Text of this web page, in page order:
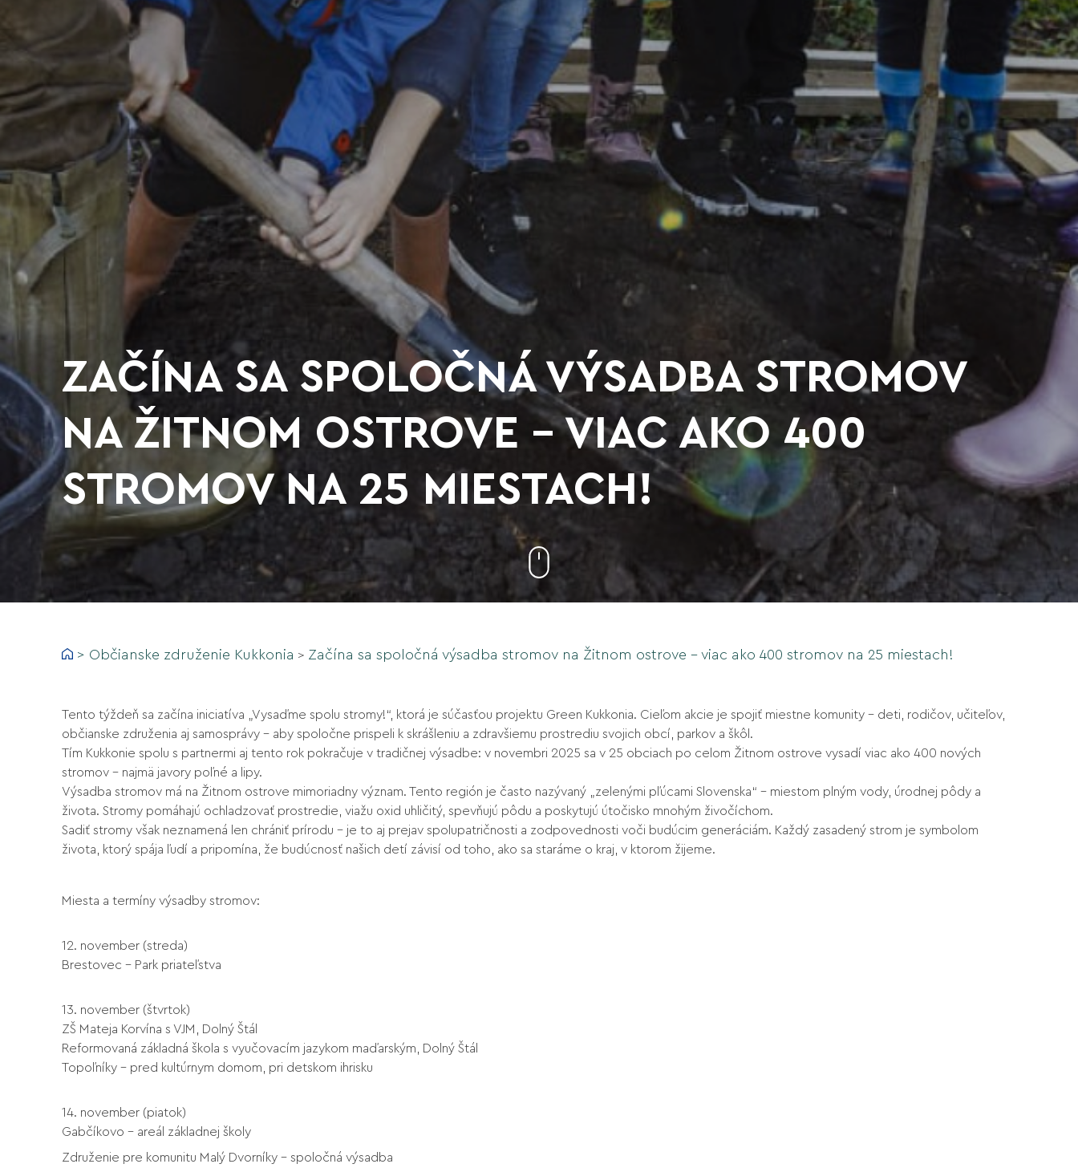
ZAČÍNA SA SPOLOČNÁ VÝSADBA STROMOV
NA ŽITNOM OSTROVE – VIAC AKO 400
STROMOV NA 25 MIESTACH!
> Občianske združenie Kukkonia > Začína sa spoločná výsadba stromov na Žitnom ostrove – viac ako 400 stromov na 25 miestach!
Tento týždeň sa začína iniciatíva „Vysaďme spolu stromy!“, ktorá je súčasťou projektu Green Kukkonia. Cieľom akcie je spojiť miestne komunity – deti, rodičov, učiteľov,
občianske združenia aj samosprávy – aby spoločne prispeli k skrášleniu a zdravšiemu prostrediu svojich obcí, parkov a škôl.
Tím Kukkonie spolu s partnermi aj tento rok pokračuje v tradičnej výsadbe: v novembri 2025 sa v 25 obciach po celom Žitnom ostrove vysadí viac ako 400 nových
stromov – najmä javory poľné a lipy.
Výsadba stromov má na Žitnom ostrove mimoriadny význam. Tento región je často nazývaný „zelenými pľúcami Slovenska“ – miestom plným vody, úrodnej pôdy a
života. Stromy pomáhajú ochladzovať prostredie, viažu oxid uhličitý, spevňujú pôdu a poskytujú útočisko mnohým živočíchom.
Sadiť stromy však neznamená len chrániť prírodu – je to aj prejav spolupatričnosti a zodpovednosti voči budúcim generáciám. Každý zasadený strom je symbolom
života, ktorý spája ľudí a pripomína, že budúcnosť našich detí závisí od toho, ako sa staráme o kraj, v ktorom žijeme.
Miesta a termíny výsadby stromov:
12. november (streda)
Brestovec – Park priateľstva
13. november (štvrtok)
ZŠ Mateja Korvína s VJM, Dolný Štál
Reformovaná základná škola s vyučovacím jazykom maďarským, Dolný Štál
Topoľníky – pred kultúrnym domom, pri detskom ihrisku
14. november (piatok)
Gabčíkovo – areál základnej školy
Združenie pre komunitu Malý Dvorníky – spoločná výsadba